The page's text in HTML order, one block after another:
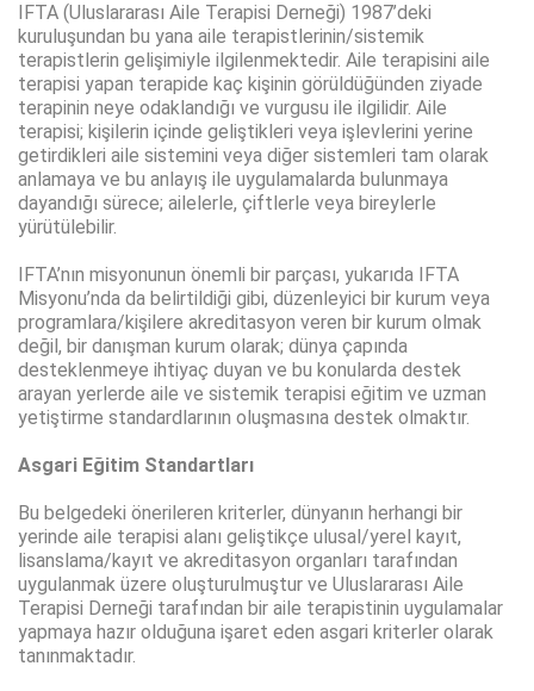
IFTA (Uluslararası Aile Terapisi Derneği) 1987’deki
kuruluşundan bu yana aile terapistlerinin/sistemik
terapistlerin gelişimiyle ilgilenmektedir. Aile terapisini aile
terapisi yapan terapide kaç kişinin görüldüğünden ziyade
terapinin neye odaklandığı ve vurgusu ile ilgilidir. Aile
terapisi; kişilerin içinde geliştikleri veya işlevlerini yerine
getirdikleri aile sistemini veya diğer sistemleri tam olarak
anlamaya ve bu anlayış ile uygulamalarda bulunmaya
dayandığı sürece; ailelerle, çiftlerle veya bireylerle
yürütülebilir.
IFTA’nın misyonunun önemli bir parçası, yukarıda IFTA
Misyonu’nda da belirtildiği gibi, düzenleyici bir kurum veya
programlara/kişilere akreditasyon veren bir kurum olmak
değil, bir danışman kurum olarak; dünya çapında
desteklenmeye ihtiyaç duyan ve bu konularda destek
arayan yerlerde aile ve sistemik terapisi eğitim ve uzman
yetiştirme standardlarının oluşmasına destek olmaktır.
Asgari Eğitim Standartları
Bu belgedeki önerileren kriterler, dünyanın herhangi bir
yerinde aile terapisi alanı geliştikçe ulusal/yerel kayıt,
lisanslama/kayıt ve akreditasyon organları tarafından
uygulanmak üzere oluşturulmuştur ve Uluslararası Aile
Terapisi Derneği tarafından bir aile terapistinin uygulamalar
yapmaya hazır olduğuna işaret eden asgari kriterler olarak
tanınmaktadır.